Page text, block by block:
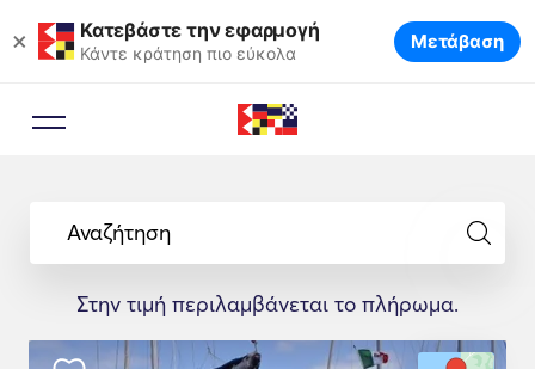
× Κατεβάστε την εφαρμογή
Κάντε κράτηση πιο εύκολα Μετάβαση
Αναζήτηση
Στην τιμή περιλαμβάνεται το πλήρωμα.